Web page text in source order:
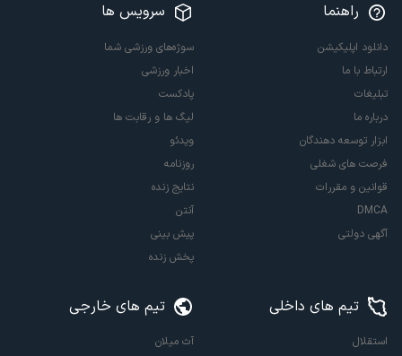
راهنما
دانلود اپلیکیشن
ارتباط با ما
تبلیغات
درباره ما
ابزار توسعه دهندگان
فرصت های شغلی
قوانین و مقررات
DMCA
آگهی دولتی
سرویس ها
سوژه‌های ورزشی شما
اخبار ورزشی
پادکست
لیگ ها و رقابت ها
ویدئو
روزنامه
نتایج زنده
آنتن
پیش بینی
پخش زنده
تیم های داخلی
استقلال
تیم های خارجی
آث میلان